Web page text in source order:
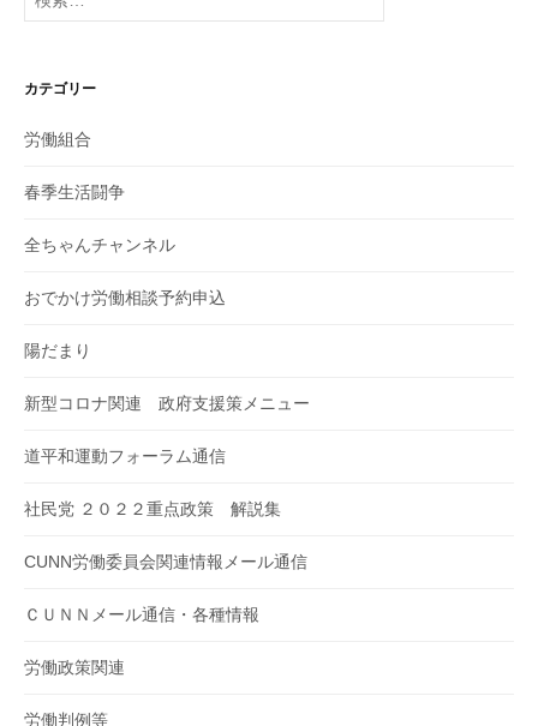
索:
カテゴリー
労働組合
春季生活闘争
全ちゃんチャンネル
おでかけ労働相談予約申込
陽だまり
新型コロナ関連 政府支援策メニュー
道平和運動フォーラム通信
社民党 ２０２２重点政策 解説集
CUNN労働委員会関連情報メール通信
ＣＵＮＮメール通信・各種情報
労働政策関連
労働判例等